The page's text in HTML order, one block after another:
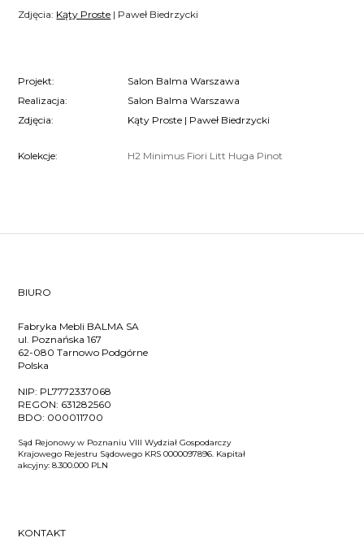
Zdjęcia: Kąty Proste | Paweł Biedrzycki
Projekt:
Salon Balma Warszawa
Realizacja:
Salon Balma Warszawa
Zdjęcia:
Kąty Proste | Paweł Biedrzycki
Kolekcje: H2 Minimus Fiori Litt Huga Pinot
BIURO
Fabryka Mebli BALMA SA
ul. Poznańska 167
62-080 Tarnowo Podgórne
Polska
NIP: PL7772337068
REGON: 631282560
BDO: 000011700
Sąd Rejonowy w Poznaniu VIII Wydział Gospodarczy
Krajowego Rejestru Sądowego KRS 0000097896. Kapitał
akcyjny: 8.300.000 PLN
KONTAKT